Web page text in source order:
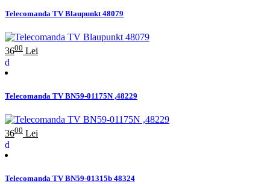
Telecomanda TV Blaupunkt 48079
3600 Lei
Telecomanda TV BN59-01175N ,48229
3600 Lei
Telecomanda TV BN59-01315b 48324